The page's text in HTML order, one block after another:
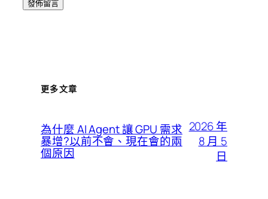
更多文章
為什麼 AI Agent 讓 GPU 需求
暴增?以前不會、現在會的兩
個原因
2026 年
8 月 5
日